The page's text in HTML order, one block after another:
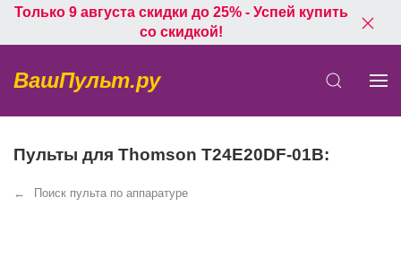
Только 9 августа скидки до 25% - Успей купить
со скидкой!
ВашПульт.ру
Пульты для Thomson T24E20DF-01B:
Поиск пульта по аппаратуре